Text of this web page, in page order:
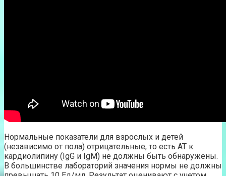
Нормальные показатели для взрослых и детей
(независимо от пола) отрицательные, то есть АТ к
кардиолипину (IgG и IgM) не должны быть обнаружены.
В большинстве лабораторий значения нормы не должны